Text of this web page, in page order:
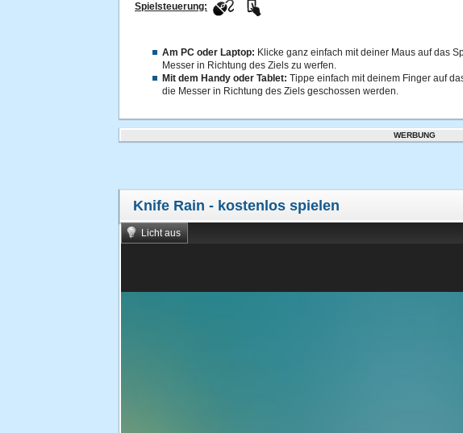
Spielsteuerung:
Am PC oder Laptop: Klicke ganz einfach mit deiner Maus auf das
Messer in Richtung des Ziels zu werfen.
Mit dem Handy oder Tablet: Tippe einfach mit deinem Finger auf
die Messer in Richtung des Ziels geschossen werden.
WERBUNG
Knife Rain - kostenlos spielen
Licht aus